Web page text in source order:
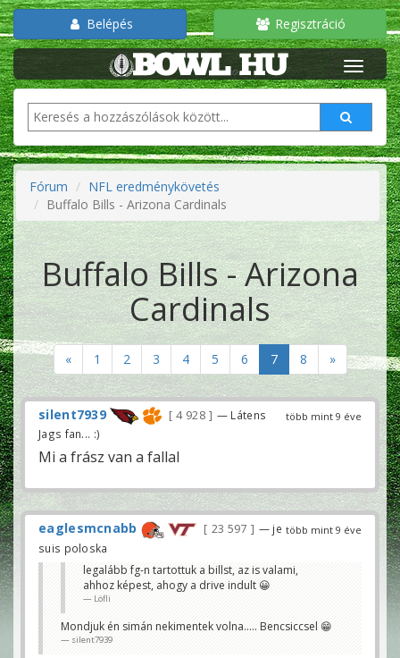
Belépés Regisztráció
Fórum
NFL eredménykövetés
Buffalo Bills - Arizona Cardinals
Buffalo Bills - Arizona
Cardinals
« 1 2 3 4 5 6 7 8 »
több mint 9 éve
silent7939 4 928
— Látens
Jags fan... :)
Mi a frász van a fallal
több mint 9 éve
eaglesmcnabb 23 597
— je
suis poloska
legalább fg-n tartottuk a billst, az is valami,
ahhoz képest, ahogy a drive indult 😀
Löfli
Mondjuk én simán nekimentek volna..... Bencsiccsel 😁
silent7939